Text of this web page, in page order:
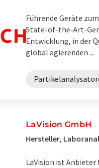
Führende Geräte
State-of-the-Art-
Entwicklung, in der
global agierenden ...
LaVision GmbH
Hersteller,
LaVision ist